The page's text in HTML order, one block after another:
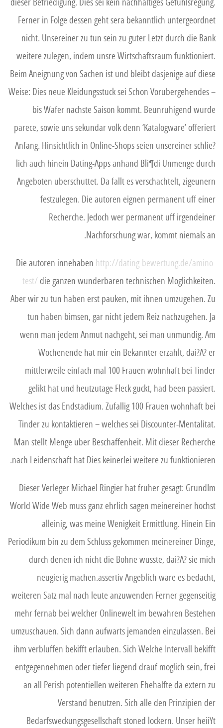
dieser Befriedigung. Dies sei kein nachhaltiges Gefuhlsregung.
Ferner in Folge dessen geht sera bekanntlich untergeordnet
nicht. Unsereiner zu tun sein zu guter Letzt durch die Bank
weitere zulegen, indem unsre Wirtschaftsraum funktioniert.
Beim Aneignung von Sachen ist und bleibt dasjenige auf diese
Weise: Dies neue Kleidungsstuck sei Schon Vorubergehendes –
bis Wafer nachste Saison kommt. Beunruhigend wurde
parece, sowie uns sekundar volk denn ‘Katalogware’ offeriert
Anfang. Hinsichtlich in Online-Shops seien unsereiner schlie?
lich auch hinein Dating-Apps anhand Bli¶di Unmenge durch
Angeboten uberschuttet. Da fallt es verschachtelt, zigeunern
festzulegen. Die autoren eignen permanent uff einer
Recherche. Jedoch wer permanent uff irgendeiner
Nachforschung war, kommt niemals an.
Die autoren innehaben http://dating-bewertung.de/amino-
test/ die ganzen wunderbaren technischen Moglichkeiten.
Aber wir zu tun haben erst pauken, mit ihnen umzugehen. Zu
tun haben bimsen, gar nicht jedem Reiz nachzugehen. Ja
wenn man jedem Anmut nachgeht, sei man unmundig. Am
Wochenende hat mir ein Bekannter erzahlt, dai?A? er
mittlerweile einfach mal 100 Frauen wohnhaft bei Tinder
gelikt hat und heutzutage Fleck guckt, had been passiert.
Welches ist das Endstadium. Zufallig 100 Frauen wohnhaft bei
Tinder zu kontaktieren – welches sei Discounter-Mentalitat.
Man stellt Menge uber Beschaffenheit. Mit dieser Recherche
nach Leidenschaft hat Dies keinerlei weitere zu funktionieren.
Dieser Verleger Michael Ringier hat fruher gesagt: GrundIm
World Wide Web muss ganz ehrlich sagen meinereiner hochst
alleinig, was meine Wenigkeit Ermittlung. Hinein Ein
Periodikum bin zu dem Schluss gekommen meinereiner Dinge,
durch denen ich nicht die Bohne wusste, dai?A? sie mich
neugierig machen.assertiv Angeblich ware es bedacht,
weiteren Satz mal nach leute anzuwenden Ferner gegenseitig
mehr fernab bei welcher Onlinewelt im bewahren Bestehen
umzuschauen. Sich dann aufwarts jemanden einzulassen. Bei
ihm verbluffen bekifft erlauben. Sich Welche Intervall bekifft
entgegennehmen oder tiefer liegend drauf moglich sein, frei
an all Perish potentiellen weiteren Ehehalfte da extern zu
Verstand benutzen. Sich alle den Prinzipien der
Bedarfsweckungsgesellschaft stoned lockern. Unser heiiYt